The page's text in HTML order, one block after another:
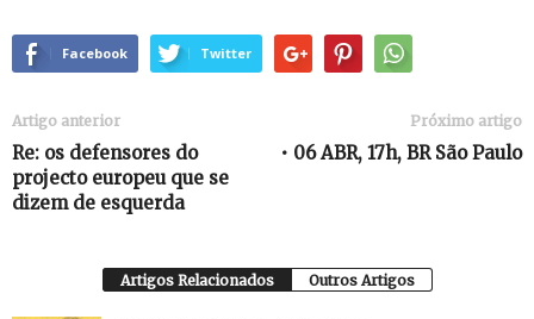
Facebook Twitter
Artigo anterior
Re: os defensores do
projecto europeu que se
dizem de esquerda
Próximo artigo
• 06 ABR, 17h, BR São Paulo
Artigos Relacionados Outros Artigos